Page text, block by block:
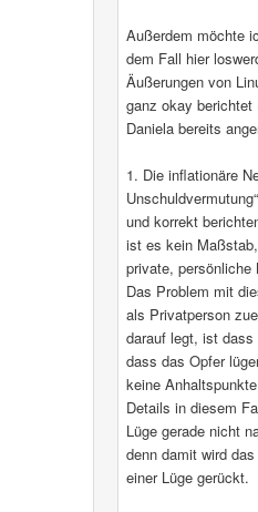
Außerdem möchte
dem Fall hier
Äußerungen von
ganz okay
Daniela bereits
1. Die inflationäre
und korrekt
ist es kein
private, persönliche
Das Problem mit
als Privatperson
darauf legt, ist
dass das Opfer
keine
Details in diesem
Lüge gerade nicht
denn damit wird
einer Lüge gerückt.